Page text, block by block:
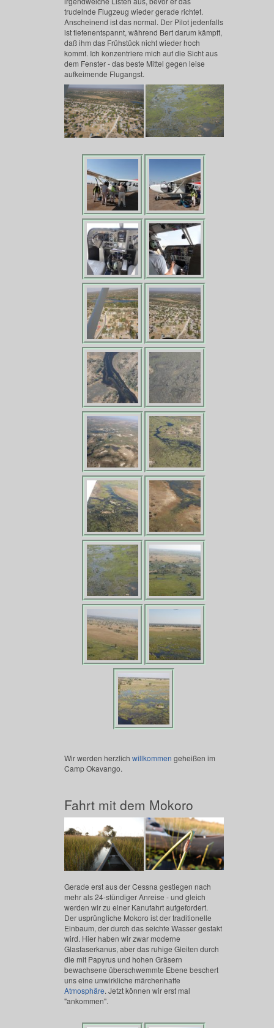
trudelnde Flugzeug wieder gerade richtet.
Anscheinend ist das normal. Der Pilot jedenfalls
ist tiefenentspannt, während Bert darum kämpft,
daß ihm das Frühstück nicht wieder hoch
kommt. Ich konzentriere mich auf die Sicht aus
dem Fenster - das beste Mittel gegen leise
aufkeimende Flugangst.
Wir werden herzlich willkommen geheißen im
Camp Okavango.
Fahrt mit dem Mokoro
Gerade erst aus der Cessna gestiegen nach
mehr als 24-stündiger Anreise - und gleich
werden wir zu einer Kanufahrt aufgefordert.
Der usprüngliche Mokoro ist der traditionelle
Einbaum, der durch das seichte Wasser gestakt
wird. Hier haben wir zwar moderne
Glasfaserkanus, aber das ruhige Gleiten durch
die mit Papyrus und hohen Gräsern
bewachsene überschwemmte Ebene beschert
uns eine unwirkliche märchenhafte
Atmosphäre. Jetzt können wir erst mal
"ankommen".